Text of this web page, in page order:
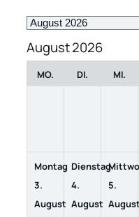
Month
selection
August 2026
MO. DI. MI.
Montag
3.
August
Dienstag
4.
August
5.
August